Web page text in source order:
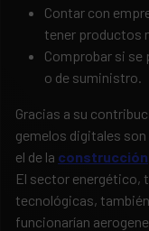
Contar con
tener productos
Comprobar si se
o de suministro.
Gracias a su
gemelos digitales
el de la construcción
El sector energético,
tecnológicas,
funcionarían